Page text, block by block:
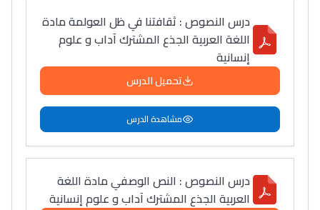
درس النصوص : ثقافتنا في ظل العولمة مادة
اللغة العربية الجذع المشترك آداب و علوم
إنسانية
تحميل الدرس
مشاهدة الدرس
درس النصوص : النص الوصفي مادة اللغة
العربية الجذع المشترك آداب و علوم إنسانية